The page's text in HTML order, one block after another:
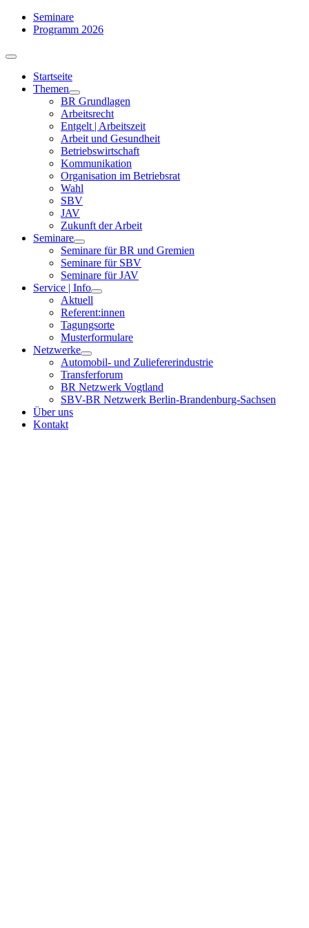
Zum
Inhalt
Seminare
Programm 2026
Toggle
NavigationStartseite
Themen
BR Grundlagen
Arbeits­recht
Entgelt | Arbeitszeit
Arbeit und Gesundheit
Betriebswirtschaft
Kommuni­kation
Organisation im Betriebsrat
Wahl
SBV
JAV
Zukunft der Arbeit
Seminare
Seminare für BR und Gremien
Seminare für SBV
Seminare für JAV
Service | Info
Aktuell
Referent:innen
Tagungsorte
Musterformulare
Netzwerke
Automobil- und Zuliefererindustrie
Transferforum
BR Netzwerk Vogtland
SBV-BR Netzwerk Berlin-Brandenburg-Sachsen
Über uns
Kontakt